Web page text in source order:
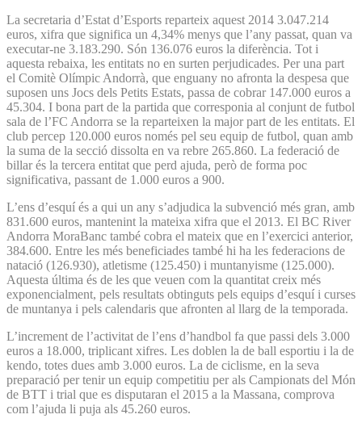
La secretaria d’Estat d’Esports reparteix aquest 2014 3.047.214
euros, xifra que significa un 4,34% menys que l’any passat, quan va
executar-ne 3.183.290. Són 136.076 euros la diferència. Tot i
aquesta rebaixa, les entitats no en surten perjudicades. Per una part
el Comitè Olímpic Andorrà, que enguany no afronta la despesa que
suposen uns Jocs dels Petits Estats, passa de cobrar 147.000 euros a
45.304. I bona part de la partida que corresponia al conjunt de futbol
sala de l’FC Andorra se la reparteixen la major part de les entitats. El
club percep 120.000 euros només pel seu equip de futbol, quan amb
la suma de la secció dissolta en va rebre 265.860. La federació de
billar és la tercera entitat que perd ajuda, però de forma poc
significativa, passant de 1.000 euros a 900.
L’ens d’esquí és a qui un any s’adjudica la subvenció més gran, amb
831.600 euros, mantenint la mateixa xifra que el 2013. El BC River
Andorra MoraBanc també cobra el mateix que en l’exercici anterior,
384.600. Entre les més beneficiades també hi ha les federacions de
natació (126.930), atletisme (125.450) i muntanyisme (125.000).
Aquesta última és de les que veuen com la quantitat creix més
exponencialment, pels resultats obtinguts pels equips d’esquí i curses
de muntanya i pels calendaris que afronten al llarg de la temporada.
L’increment de l’activitat de l’ens d’handbol fa que passi dels 3.000
euros a 18.000, triplicant xifres. Les doblen la de ball esportiu i la de
kendo, totes dues amb 3.000 euros. La de ciclisme, en la seva
preparació per tenir un equip competitiu per als Campionats del Món
de BTT i trial que es disputaran el 2015 a la Massana, comprova
com l’ajuda li puja als 45.260 euros.